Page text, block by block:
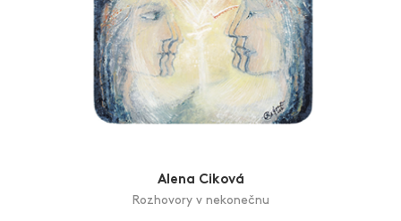
Alena Ciková
Rozhovory v nekonečnu